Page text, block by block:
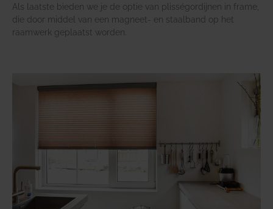
Als laatste bieden we je de optie van plisségordijnen in frame,
die door middel van een magneet- en staalband op het
raamwerk geplaatst worden.